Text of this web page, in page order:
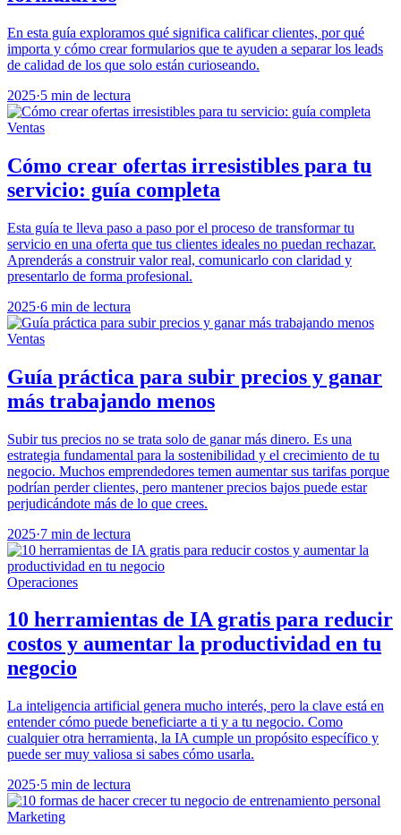
En esta guía exploramos qué significa calificar clientes, por qué
importa y cómo crear formularios que te ayuden a separar los leads
de calidad de los que solo están curioseando.
2025·5 min de lectura
Ventas
Cómo crear ofertas irresistibles para tu
servicio: guía completa
Esta guía te lleva paso a paso por el proceso de transformar tu
servicio en una oferta que tus clientes ideales no puedan rechazar.
Aprenderás a construir valor real, comunicarlo con claridad y
presentarlo de forma profesional.
2025·6 min de lectura
Ventas
Guía práctica para subir precios y ganar
más trabajando menos
Subir tus precios no se trata solo de ganar más dinero. Es una
estrategia fundamental para la sostenibilidad y el crecimiento de tu
negocio. Muchos emprendedores temen aumentar sus tarifas porque
podrían perder clientes, pero mantener precios bajos puede estar
perjudicándote más de lo que crees.
2025·7 min de lectura
Operaciones
10 herramientas de IA gratis para reducir
costos y aumentar la productividad en tu
negocio
La inteligencia artificial genera mucho interés, pero la clave está en
entender cómo puede beneficiarte a ti y a tu negocio. Como
cualquier otra herramienta, la IA cumple un propósito específico y
puede ser muy valiosa si sabes cómo usarla.
2025·5 min de lectura
Marketing